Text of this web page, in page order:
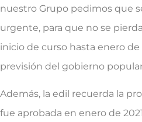
nuestro Grupo pedimos que
urgente, para que no se
inicio de curso hasta enero
previsión del gobierno
Además, la edil recuerda la
fue aprobada en enero de